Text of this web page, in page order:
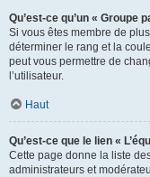
Qu’est-ce qu’un « Groupe
Si vous êtes membre de
déterminer le rang et la
peut vous permettre de
l’utilisateur.
Haut
Qu’est-ce que le lien «
Cette page donne la liste
administrateurs et